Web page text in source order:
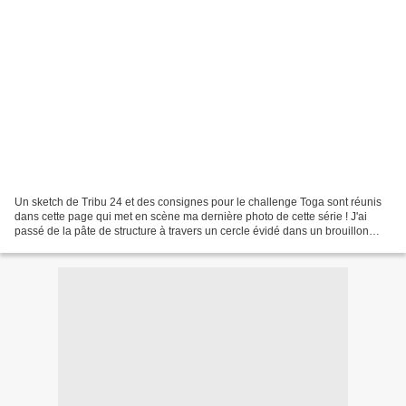
Un sketch de Tribu 24 et des consignes pour le challenge Toga sont réunis
dans cette page qui met en scène ma dernière photo de cette série ! J'ai
passé de la pâte de structure à travers un cercle évidé dans un brouillon